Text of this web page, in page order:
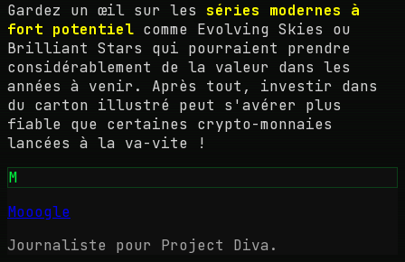
Gardez un œil sur les séries modernes à
fort potentiel comme Evolving Skies ou
Brilliant Stars qui pourraient prendre
considérablement de la valeur dans les
années à venir. Après tout, investir dans
du carton illustré peut s'avérer plus
fiable que certaines crypto-monnaies
lancées à la va-vite !
M
Mooogle
Journaliste pour Project Diva.